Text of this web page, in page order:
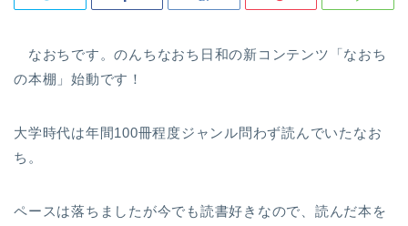
なおちです。のんちなおち日和の新コンテンツ「なおち
の本棚」始動です！
大学時代は年間100冊程度ジャンル問わず読んでいたなお
ち。
ペースは落ちましたが今でも読書好きなので、読んだ本を